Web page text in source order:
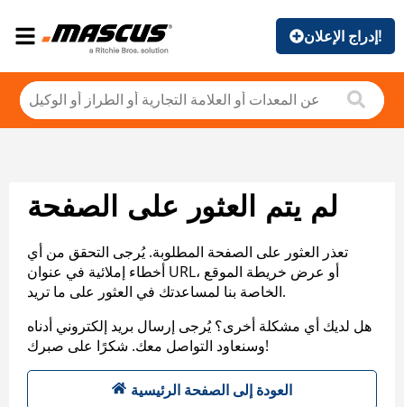
إدراج الإعلان!
لم يتم العثور على الصفحة
تعذر العثور على الصفحة المطلوبة. يُرجى التحقق من أي
أخطاء إملائية في عنوان URL، أو عرض خريطة الموقع
الخاصة بنا لمساعدتك في العثور على ما تريد.
هل لديك أي مشكلة أخرى؟ يُرجى إرسال بريد إلكتروني أدناه
وسنعاود التواصل معك. شكرًا على صبرك!
العودة إلى الصفحة الرئيسية